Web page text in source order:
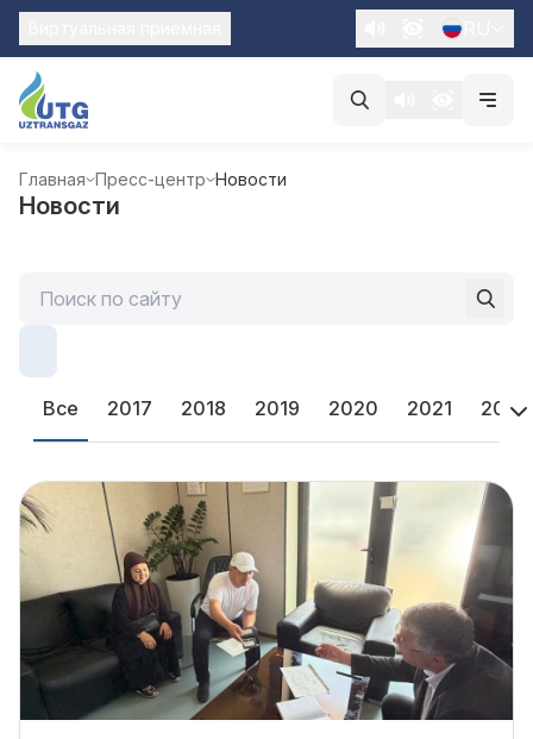
Главная Пресс-центр Новости
Новости
Все 2017 2018 2019 2020 2021 2022